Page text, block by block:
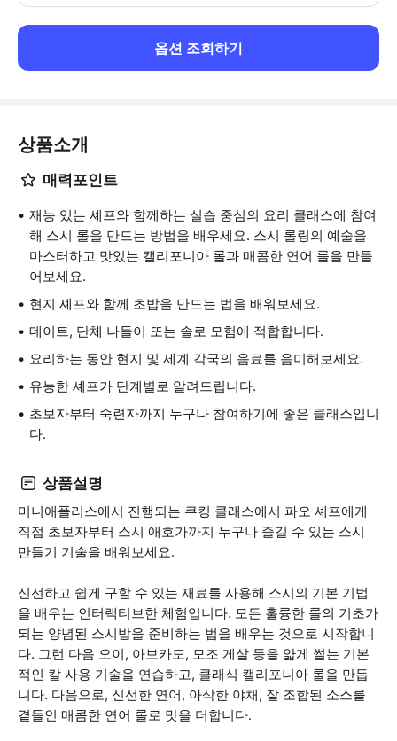
옵션 조회하기
상품소개
매력포인트
재능 있는 셰프와 함께하는 실습 중심의 요리 클래스에 참여
해 스시 롤을 만드는 방법을 배우세요. 스시 롤링의 예술을
마스터하고 맛있는 캘리포니아 롤과 매콤한 연어 롤을 만들
어보세요.
현지 셰프와 함께 초밥을 만드는 법을 배워보세요.
데이트, 단체 나들이 또는 솔로 모험에 적합합니다.
요리하는 동안 현지 및 세계 각국의 음료를 음미해보세요.
유능한 셰프가 단계별로 알려드립니다.
초보자부터 숙련자까지 누구나 참여하기에 좋은 클래스입니
다.
상품설명
미니애폴리스에서 진행되는 쿠킹 클래스에서 파오 셰프에게
직접 초보자부터 스시 애호가까지 누구나 즐길 수 있는 스시
만들기 기술을 배워보세요.
신선하고 쉽게 구할 수 있는 재료를 사용해 스시의 기본 기법
을 배우는 인터랙티브한 체험입니다. 모든 훌륭한 롤의 기초가
되는 양념된 스시밥을 준비하는 법을 배우는 것으로 시작합니
다. 그런 다음 오이, 아보카도, 모조 게살 등을 얇게 썰는 기본
적인 칼 사용 기술을 연습하고, 클래식 캘리포니아 롤을 만듭
니다. 다음으로, 신선한 연어, 아삭한 야채, 잘 조합된 소스를
곁들인 매콤한 연어 롤로 맛을 더합니다.